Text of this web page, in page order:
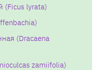
(Ficus lyrata)
(Dracaena
zamiifolia)